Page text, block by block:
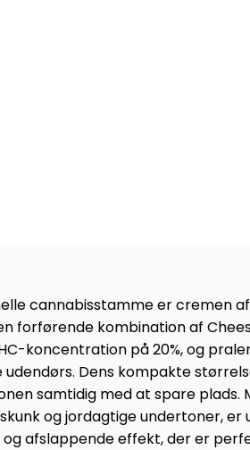
cannabisstamme er cremen
kombination af
koncentration på 20%, og
Dens kompakte
samtidig med at spare plads.
og jordagtige undertoner, er
afslappende effekt, der er